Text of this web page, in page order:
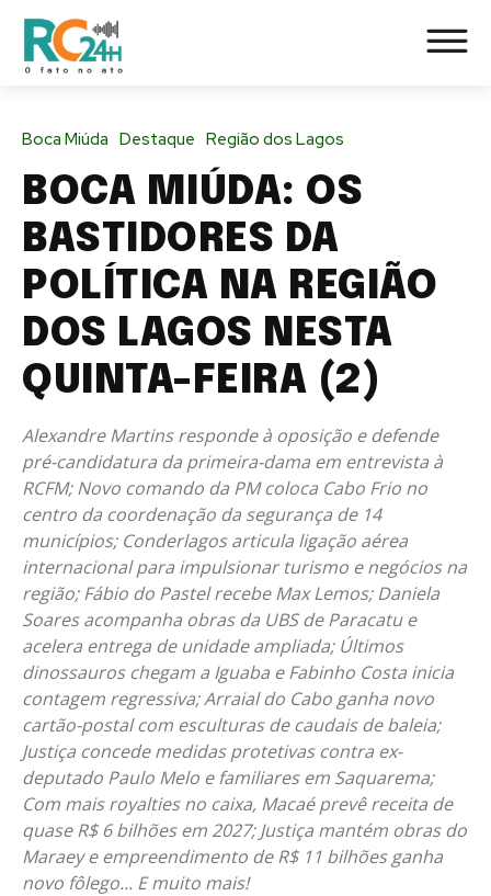
Boca Miúda Destaque Região dos Lagos
BOCA MIÚDA: OS
BASTIDORES DA
POLÍTICA NA REGIÃO
DOS LAGOS NESTA
QUINTA-FEIRA (2)
Alexandre Martins responde à oposição e defende
pré-candidatura da primeira-dama em entrevista à
RCFM; Novo comando da PM coloca Cabo Frio no
centro da coordenação da segurança de 14
municípios; Conderlagos articula ligação aérea
internacional para impulsionar turismo e negócios na
região; Fábio do Pastel recebe Max Lemos; Daniela
Soares acompanha obras da UBS de Paracatu e
acelera entrega de unidade ampliada; Últimos
dinossauros chegam a Iguaba e Fabinho Costa inicia
contagem regressiva; Arraial do Cabo ganha novo
cartão-postal com esculturas de caudais de baleia;
Justiça concede medidas protetivas contra ex-
deputado Paulo Melo e familiares em Saquarema;
Com mais royalties no caixa, Macaé prevê receita de
quase R$ 6 bilhões em 2027; Justiça mantém obras do
Maraey e empreendimento de R$ 11 bilhões ganha
novo fôlego... E muito mais!